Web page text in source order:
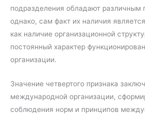
подразделения обладают различным
однако, сам факт их наличия
как наличие организационной
постоянный характер
организации.
Значение четвертого признака
международной организации,
соблюдения норм и принципов